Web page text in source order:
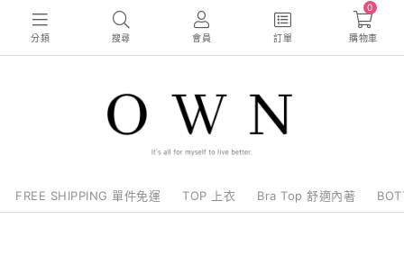
分類 搜尋 會員 訂單
0
購物車
FREE SHIPPING 單件免運 TOP 上衣 Bra Top 舒適內著